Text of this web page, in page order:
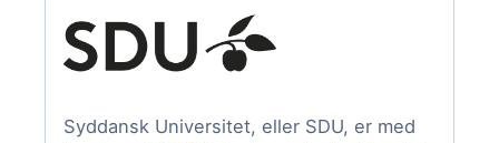
Syddansk Universitet, eller SDU, er med